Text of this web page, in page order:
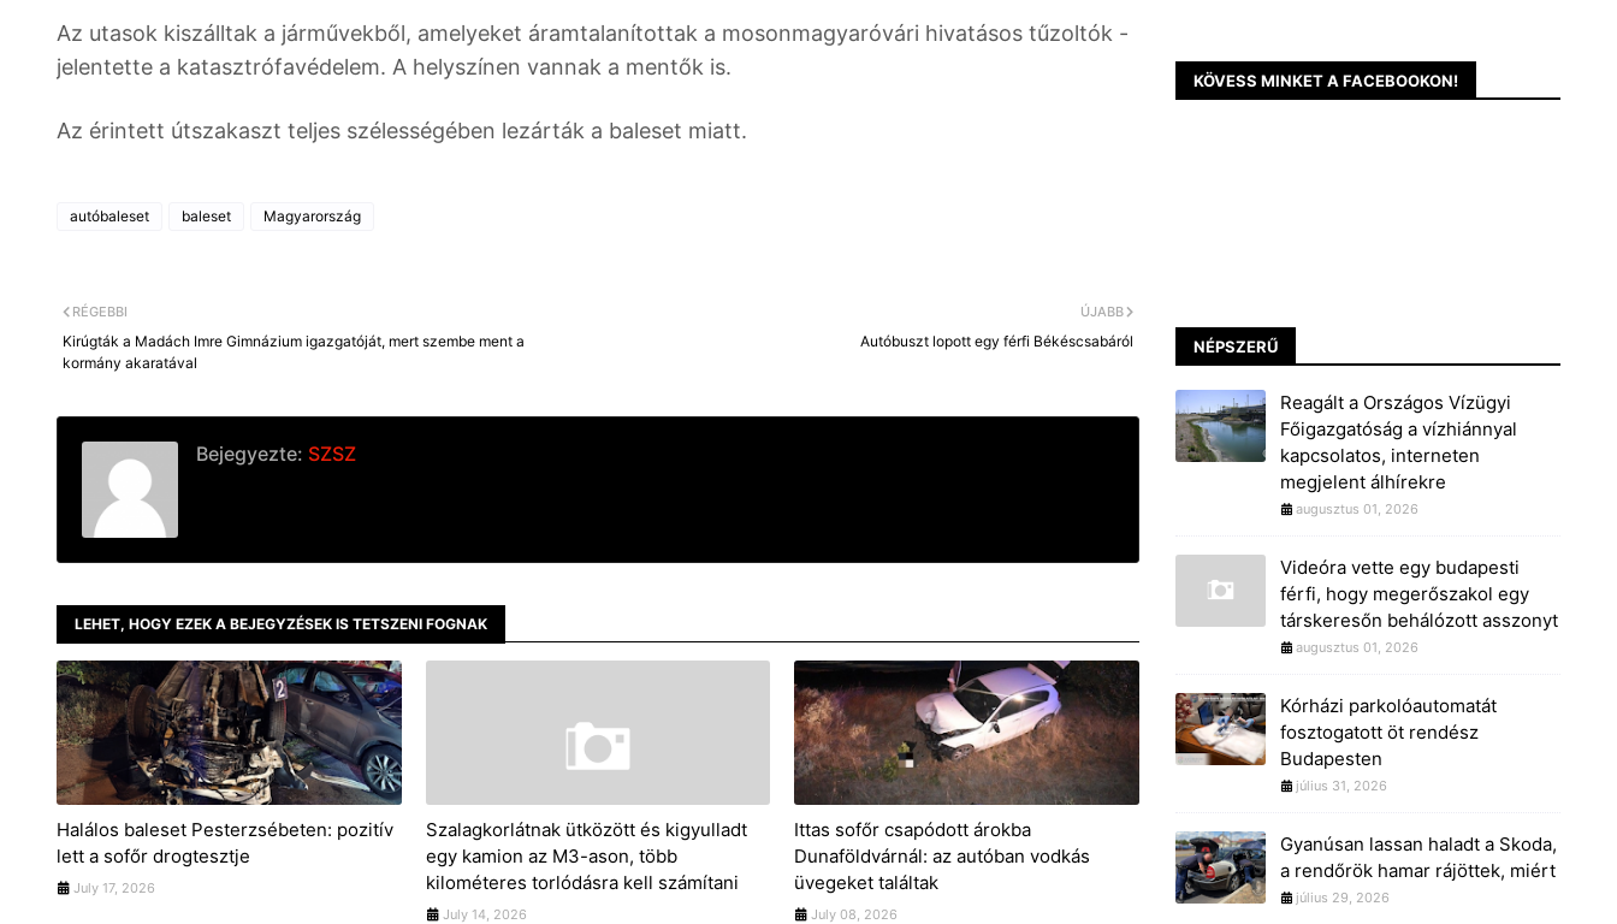
Az utasok kiszálltak a járművekből, amelyeket áramtalanítottak a mosonmagyaróvári hivatásos tűzoltók -
jelentette a katasztrófavédelem. A helyszínen vannak a mentők is.
Az érintett útszakaszt teljes szélességében lezárták a baleset miatt.
autóbaleset baleset Magyarország
ÚJABB
Autóbuszt lopott egy férfi Békéscsabáról
RÉGEBBI
Kirúgták a Madách Imre Gimnázium igazgatóját, mert szembe ment a
kormány akaratával
Bejegyezte: SZSZ
LEHET, HOGY EZEK A BEJEGYZÉSEK IS TETSZENI FOGNAK
Halálos baleset Pesterzsébeten: pozitív
lett a sofőr drogtesztje
July 17, 2026
Szalagkorlátnak ütközött és kigyulladt
egy kamion az M3-ason, több
kilométeres torlódásra kell számítani
July 14, 2026
Ittas sofőr csapódott árokba
Dunaföldvárnál: az autóban vodkás
üvegeket találtak
July 08, 2026
KÖVESS MINKET A FACEBOOKON!
NÉPSZERŰ
Reagált a Országos Vízügyi
Főigazgatóság a vízhiánnyal
kapcsolatos, interneten
megjelent álhírekre
augusztus 01, 2026
Videóra vette egy budapesti
férfi, hogy megerőszakol egy
társkeresőn behálózott asszonyt
augusztus 01, 2026
Kórházi parkolóautomatát
fosztogatott öt rendész
Budapesten
július 31, 2026
Gyanúsan lassan haladt a Skoda,
a rendőrök hamar rájöttek, miért
július 29, 2026